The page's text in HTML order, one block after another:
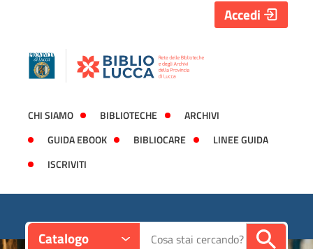
CHI SIAMO BIBLIOTECHE
ARCHIVI
GUIDA EBOOK
BIBLIOCARE
LINEE GUIDA
ISCRIVITI
Accedi
Catalogo Cerca su "Catalogo"